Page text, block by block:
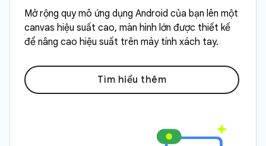
Mở rộng quy mô ứng dụng Android của bạn lên một
canvas hiệu suất cao, màn hình lớn được thiết kế
để nâng cao hiệu suất trên máy tính xách tay.
Tìm hiểu thêm